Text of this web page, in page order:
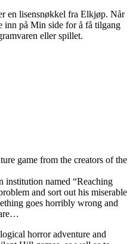
en lisensnøkkel fra Elkjøp. Når
inn på Min side for å få tilgang
eller spillet.
game from the creators of the
institution named “Reaching
and sort out his miserable
goes horribly wrong and
horror adventure and